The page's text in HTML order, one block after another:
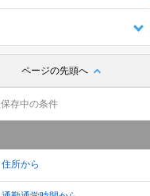
ページの先頭へ
保存中の条件
住所から